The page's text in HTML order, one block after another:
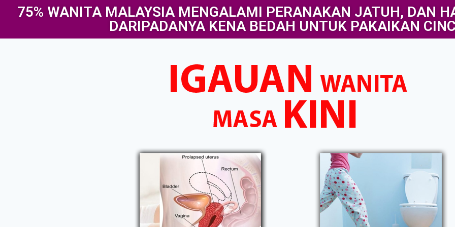
75% WANITA MALAYSIA MENGALAMI PERANAKAN JATUH, DAN
DARIPADANYA KENA BEDAH UNTUK PAKAIKAN